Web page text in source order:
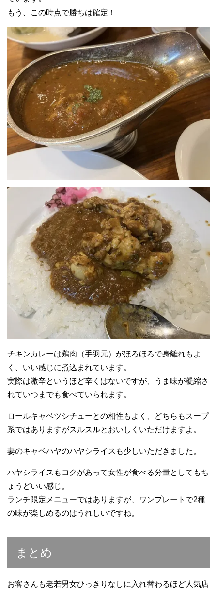
もう、この時点で勝ちは確定！
チキンカレーは鶏肉（手羽元）がほろほろで身離れもよ
く、いい感じに煮込まれています。
実際は激辛というほど辛くはないですが、うま味が凝縮さ
れていつまでも食べていられます。
ロールキャベツシチューとの相性もよく、どちらもスープ
系ではありますがスルスルとおいしくいただけますよ。
妻のキャベハヤのハヤシライスも少しいただきました。
ハヤシライスもコクがあって女性が食べる分量としてもち
ょうどいい感じ。
ランチ限定メニューではありますが、ワンプレートで2種
の味が楽しめるのはうれしいですね。
まとめ
お客さんも老若男女ひっきりなしに入れ替わるほど人気店